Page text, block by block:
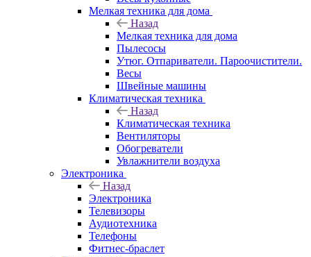
Мелкая техника для дома
Назад
Мелкая техника для дома
Пылесосы
Утюг. Отпариватели. Пароочистители.
Весы
Швейные машины
Климатическая техника
Назад
Климатическая техника
Вентиляторы
Обогреватели
Увлажнители воздуха
Электроника
Назад
Электроника
Телевизоры
Аудиотехника
Телефоны
Фитнес-браслет